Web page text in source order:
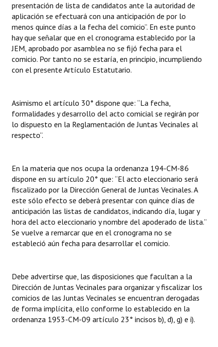
presentación de lista de candidatos ante la autoridad de
aplicación se efectuará con una anticipación de por lo
menos quince días a la fecha del comicio”. En este punto
hay que señalar que en el cronograma establecido por la
JEM, aprobado por asamblea no se fijó fecha para el
comicio. Por tanto no se estaría, en principio, incumpliendo
con el presente Artículo Estatutario.
Asimismo el artículo 30° dispone que: “La fecha,
formalidades y desarrollo del acto comicial se regirán por
lo dispuesto en la Reglamentación de Juntas Vecinales al
respecto”.
En la materia que nos ocupa la ordenanza 194-CM-86
dispone en su artículo 20° que: “El acto eleccionario será
fiscalizado por la Dirección General de Juntas Vecinales. A
este sólo efecto se deberá presentar con quince días de
anticipación las listas de candidatos, indicando día, lugar y
hora del acto eleccionario y nombre del apoderado de lista.”
Se vuelve a remarcar que en el cronograma no se
estableció aún fecha para desarrollar el comicio.
Debe advertirse que, las disposiciones que facultan a la
Dirección de Juntas Vecinales para organizar y fiscalizar los
comicios de las Juntas Vecinales se encuentran derogadas
de forma implícita, ello conforme lo establecido en la
ordenanza 1953-CM-09 artículo 23° incisos b), d), g) e i).